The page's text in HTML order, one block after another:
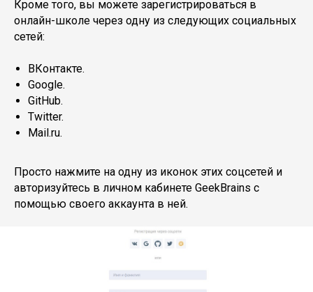
Кроме того, вы можете зарегистрироваться в
онлайн-школе через одну из следующих социальных
сетей:
ВКонтакте.
Google.
GitHub.
Twitter.
Mail.ru.
Просто нажмите на одну из иконок этих соцсетей и
авторизуйтесь в личном кабинете GeekBrains с
помощью своего аккаунта в ней.